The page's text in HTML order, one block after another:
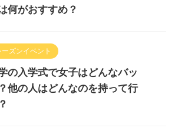
何がおすすめ？
ーズンイベント
の入学式で女子はどんなバッ
他の人はどんなのを持って行